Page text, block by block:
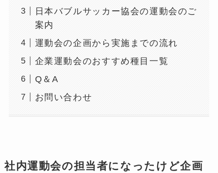
日本バブルサッカー協会の運動会のご
案内
運動会の企画から実施までの流れ
企業運動会のおすすめ種目一覧
Q＆A
お問い合わせ
社内運動会の担当者になったけど企画